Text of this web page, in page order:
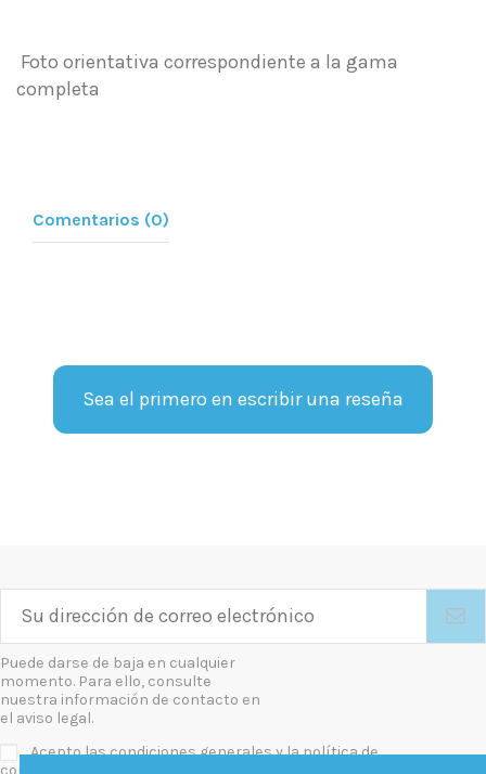
Foto orientativa correspondiente a la gama
completa
Comentarios (0)
Sea el primero en escribir una reseña
Puede darse de baja en cualquier
momento. Para ello, consulte
nuestra información de contacto en
el aviso legal.
Acepto las condiciones generales y la política de